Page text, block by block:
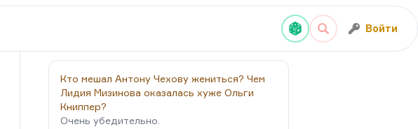
Войти
Кто мешал Антону Чехову жениться? Чем
Лидия Мизинова оказалась хуже Ольги
Книппер?
Очень убедительно.